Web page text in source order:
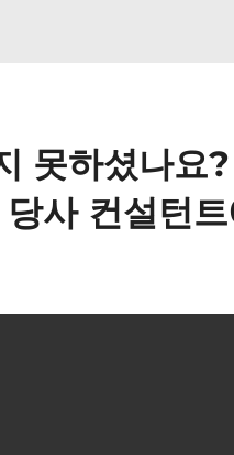
못하셨나요?
사 컨설턴